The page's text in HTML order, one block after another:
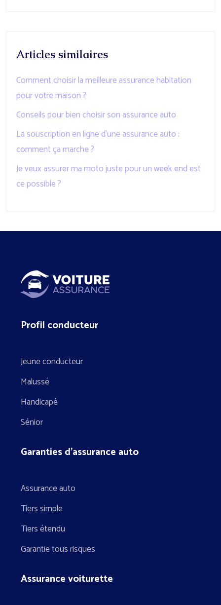
Articles similaires
Comment choisir la meilleure assurance habitation
pour votre maison ?
Conseils pour bien choisir son assurance auto
La souscription en ligne d’une assurance auto :
comment ça marche ?
Je veux assurer ma moto juste pour un week end est
ce possible ?
Profil conducteur
Jeune conducteur
Malussé
Handicapé
Sénior
Garanties d’assurance auto
Assurance auto
Tiers simple
Tiers étendu
Garantie tous risques
Assurance voiturette